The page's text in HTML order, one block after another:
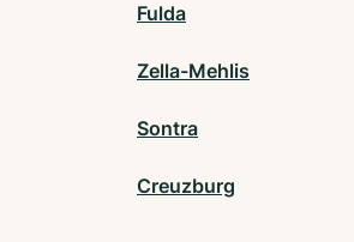
Fulda
Zella-Mehlis
Sontra
Creuzburg